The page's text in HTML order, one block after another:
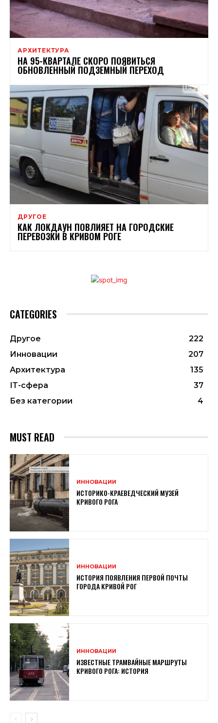
АРХИТЕКТУРА
НА 95-КВАРТАЛЕ СКОРО ПОЯВИТЬСЯ
ОБНОВЛЕННЫЙ ПОДЗЕМНЫЙ ПЕРЕХОД
ДРУГОЕ
КАК ЛОКДАУН ПОВЛИЯЕТ НА ГОРОДСКИЕ
ПЕРЕВОЗКИ В КРИВОМ РОГЕ
CATEGORIES
Другое
222
Инновации
207
Архитектура
135
ІТ-сфера
37
Без категории
4
MUST READ
ИННОВАЦИИ
ИСТОРИКО-КРАЕВЕДЧЕСКИЙ МУЗЕЙ
КРИВОГО РОГА
ИННОВАЦИИ
ИСТОРИЯ ПОЯВЛЕНИЯ ПЕРВОЙ ПОЧТЫ
ГОРОДА КРИВОЙ РОГ
ИННОВАЦИИ
ИЗВЕСТНЫЕ ТРАМВАЙНЫЕ МАРШРУТЫ
КРИВОГО РОГА: ИСТОРИЯ